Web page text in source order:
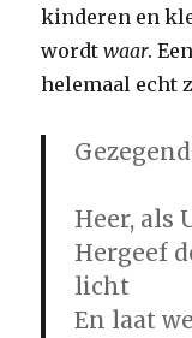
kinderen en
wordtwaar.
helemaal echt
Heer, als
Hergeef
licht
En laat